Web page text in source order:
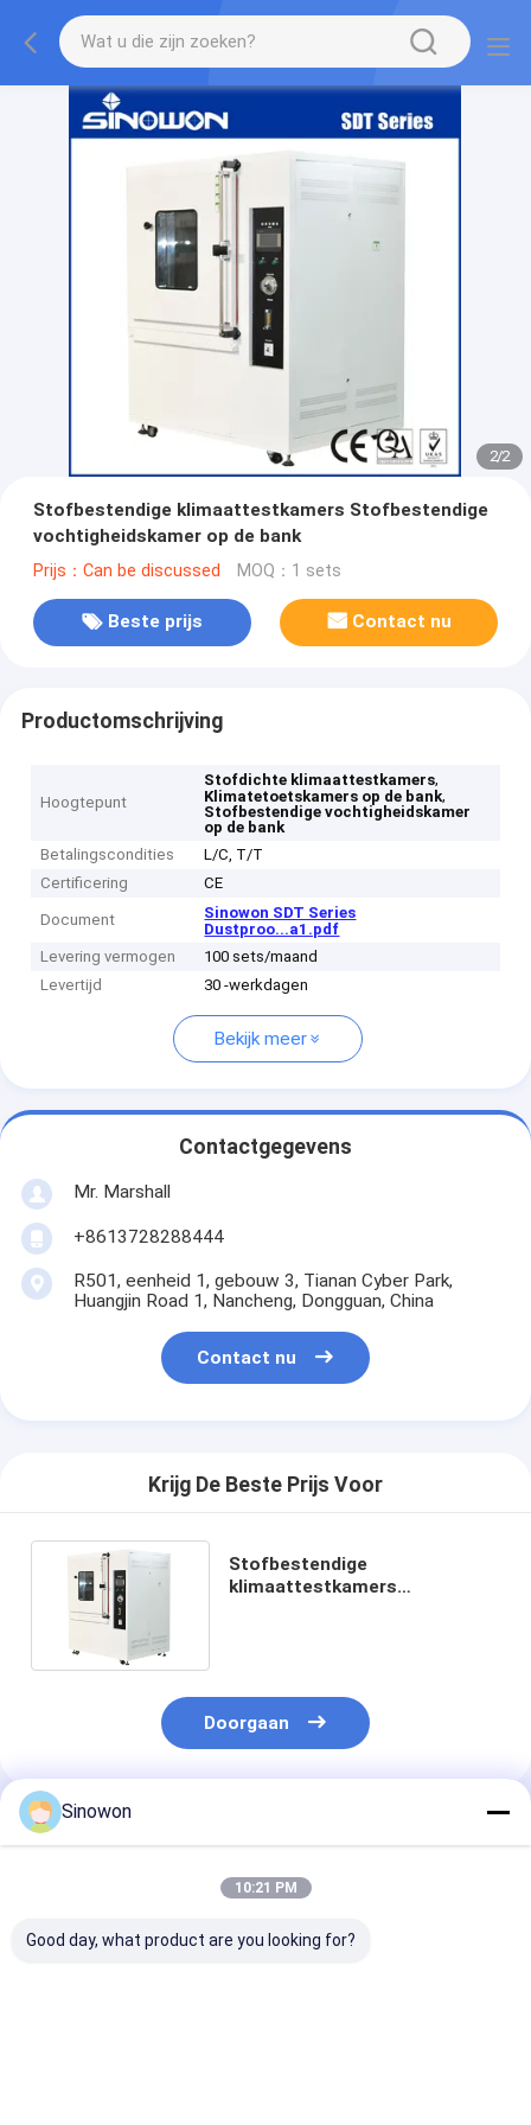
2/2
Stofbestendige klimaattestkamers Stofbestendige
vochtigheidskamer op de bank
Prijs：Can be discussed MOQ：1 sets
Beste prijs Contact nu
Productomschrijving
Hoogtepunt
Stofdichte klimaattestkamers,
Klimatetoetskamers op de bank,
Stofbestendige vochtigheidskamer
op de bank
Betalingscondities
L/C, T/T
Certificering
CE
Document
Sinowon SDT Series
Dustproo...a1.pdf
Levering vermogen
100 sets/maand
Levertijd
30 -werkdagen
Bekijk meer
Contactgegevens
Mr. Marshall
+8613728288444
R501, eenheid 1, gebouw 3, Tianan Cyber Park,
Huangjin Road 1, Nancheng, Dongguan, China
Contact nu
Krijg De Beste Prijs Voor
Stofbestendige
klimaattestkamers
Doorgaan
Geadviseerde Producten
Sinowon
10:21 PM
Good day, what product are you looking for?